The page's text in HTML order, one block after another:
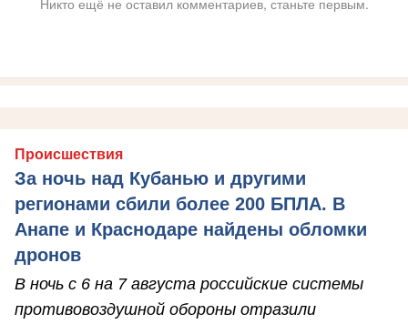
Происшествия
За ночь над Кубанью и другими
регионами сбили более 200 БПЛА. В
Анапе и Краснодаре найдены обломки
дронов
В ночь с 6 на 7 августа российские системы
противовоздушной обороны отразили